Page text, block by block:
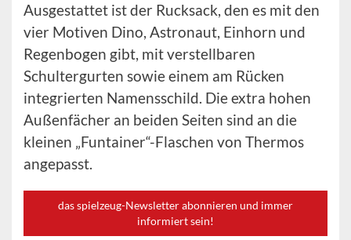
Ausgestattet ist der Rucksack, den es mit den
vier Motiven Dino, Astronaut, Einhorn und
Regenbogen gibt, mit verstellbaren
Schultergurten sowie einem am Rücken
integrierten Namensschild. Die extra hohen
Außenfächer an beiden Seiten sind an die
kleinen „Funtainer“-Flaschen von Thermos
angepasst.
das spielzeug-Newsletter abonnieren und immer
informiert sein!